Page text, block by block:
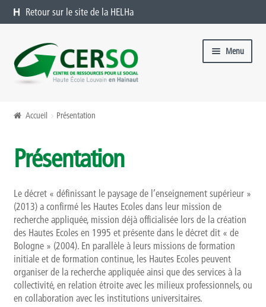
Retour sur le site de la HELHa
Aller à la navigation
Aller au contenu Menu
Formations à venir
Formations passées
Organiser une formation chez vous
Offres sur mesure
Témoignages
Accueil Présentation
Présentation
Le décret « définissant le paysage de l’enseignement supérieur »
(2013) a confirmé les Hautes Ecoles dans leur mission de
recherche appliquée, mission déjà officialisée lors de la création
des Hautes Ecoles en 1995 et présente dans le décret dit « de
Bologne » (2004). En parallèle à leurs missions de formation
initiale et de formation continue, les Hautes Ecoles peuvent
organiser de la recherche appliquée ainsi que des services à la
collectivité, en relation étroite avec les milieux professionnels, ou
en collaboration avec les institutions universitaires.